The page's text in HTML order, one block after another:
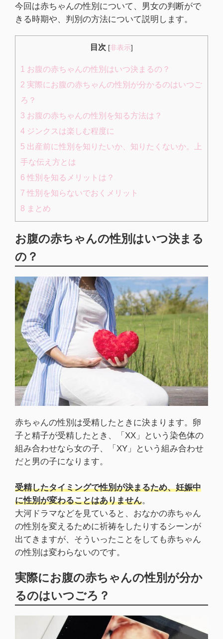
今回は赤ちゃんの性別について、男女の判断がで
きる時期や、判別の方法について説明します。
目次 [非表示]
1
お腹の赤ちゃんの性別はいつ決まるの？
2 実際にお腹の赤ちゃんの性別が分かるのはいつご
ろ？
3 お腹の赤ちゃんの性別を知る方法は？
4 ジンクスは楽しむ程度に
5 出産前に性別を知りたいか、知りたくないか。上
手な伝え方とは
6 性別を知るメリットは？
7 性別を知らないでおくメリット
8 まとめ
お腹の赤ちゃんの性別はいつ決まる
の？
赤ちゃんの性別は受精したときに決まります。卵
子と精子が受精したとき、「XX」という染色体の
組み合わせなら女の子、「XY」という組み合わせ
だと男の子になります。
受精したタイミングで性別が決まるため、妊娠中
に性別が変わることはありません。
大河ドラマなどを見ていると、おなかの赤ちゃん
の性別を変えるために祈祷をしたりするシーンが
出てきますが、そういったことをしても赤ちゃん
の性別は変わらないのです。
実際にお腹の赤ちゃんの性別が分か
るのはいつごろ？